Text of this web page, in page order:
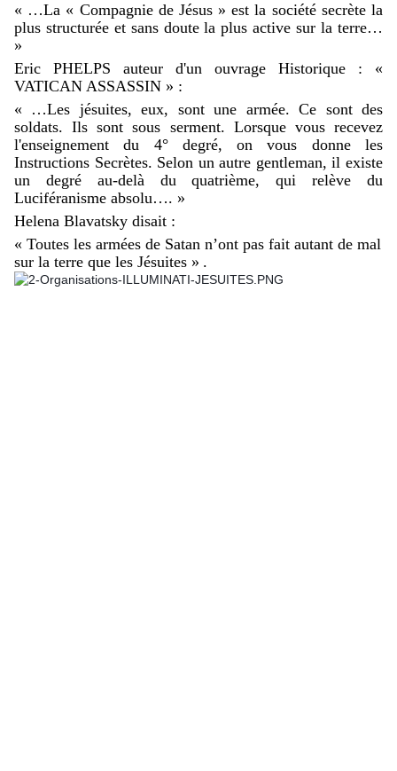
« …La « Compagnie de Jésus » est la société secrète la
plus structurée et sans doute la plus active sur la terre…
»
Eric PHELPS auteur d'un ouvrage Historique : «
VATICAN ASSASSIN » :
« …Les jésuites, eux, sont une armée. Ce sont des
soldats. Ils sont sous serment. Lorsque vous recevez
l'enseignement du 4° degré, on vous donne les
Instructions Secrètes. Selon un autre gentleman, il existe
un degré au-delà du quatrième, qui relève du
Luciféranisme absolu…. »
Helena Blavatsky disait :
« Toutes les armées de Satan n’ont pas fait autant de mal
sur la terre que les Jésuites » .